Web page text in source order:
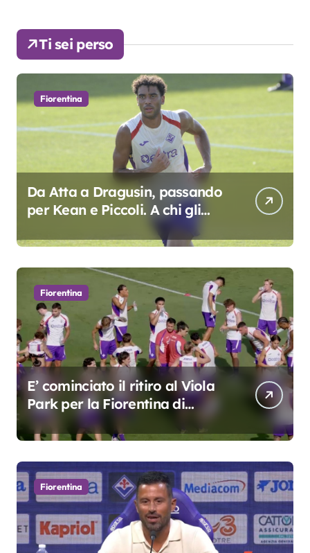
Ti sei perso
Fiorentina
Da Atta a Dragusin, passando
per Kean e Piccoli. A chi gli
oscar del precampionato?
Fiorentina
E’ cominciato il ritiro al Viola
Park per la Fiorentina di
Grosso
Fiorentina